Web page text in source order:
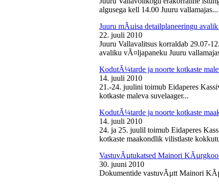
algusega kell 14.00 Juuru vallamajas...
Juuru mÃµisa detailplaneeringu
22. juuli 2010
Juuru Vallavalitsus korraldab 29.07-
avaliku vÃ¤ljapaneku Juuru
KodutÃ¼tarde ja noorte kotkaste
14. juuli 2010
21.-24. juulini toimub Eidaperes
kotkaste maleva suvelaager...
KodutÃ¼tarde ja noorte kotkaste
14. juuli 2010
24. ja 25. juulil toimub Eidaperes
kotkaste maakondlik vilistlaste
VastuvÃµtukatsed Mainori
30. juuni 2010
Dokumentide vastuvÃµtt Mainori